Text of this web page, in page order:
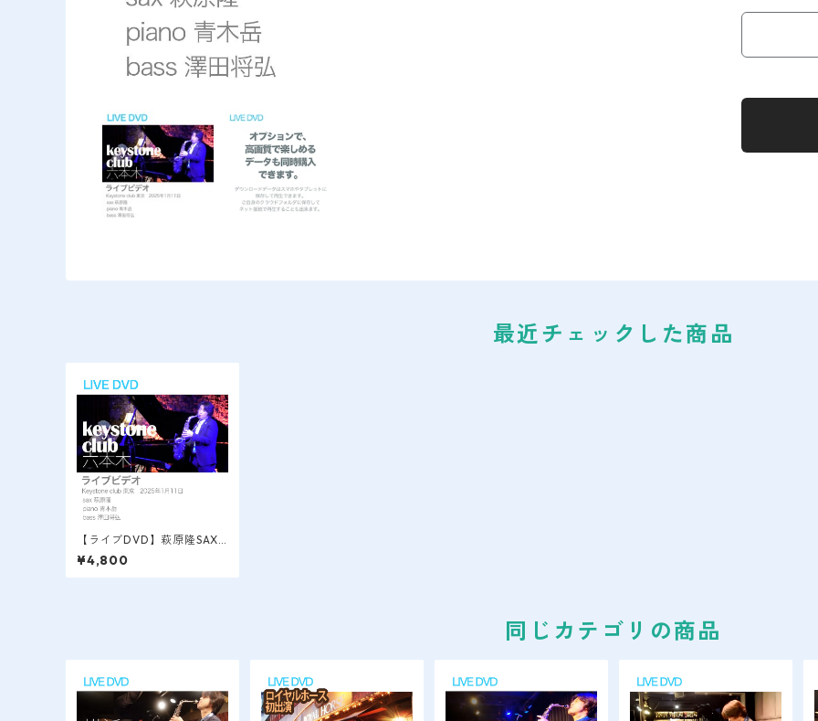
最近チェックした商品
【ライブDVD】萩原隆SAX L
IVE VIDEO / 六本木＠キー
ストンクラブ 2025.1.11
¥4,800
同じカテゴリの商品